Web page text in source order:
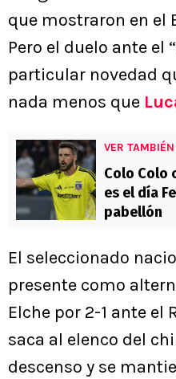
que mostraron en el
Pero el duelo ante el
particular novedad
nada menos que
VER TAMBIÉN
Colo Colo
es el día
pabellón
El seleccionado
presente como
Elche por 2-1 ante el
saca al elenco del
descenso y se